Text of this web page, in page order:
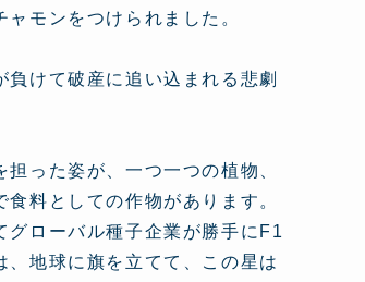
モンをつけられました。
けて破産に追い込まれる悲劇
った姿が、一つ一つの植物、
料としての作物があります。
グローバル種子企業が勝手にF1
地球に旗を立てて、この星は